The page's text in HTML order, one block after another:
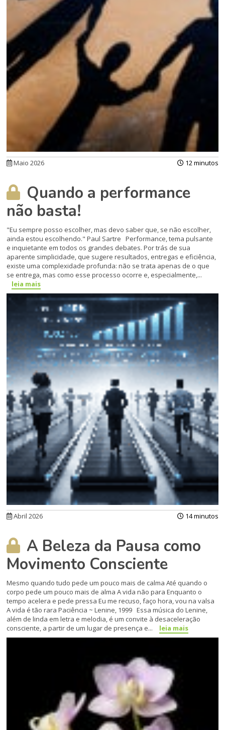
Maio 2026 12 minutos
Quando a performance
não basta!
"Eu sempre posso escolher, mas devo saber que, se não escolher,
ainda estou escolhendo." Paul Sartre Performance, tema pulsante
e inquietante em todos os grandes debates. Por trás de sua
aparente simplicidade, que sugere resultados, entregas e eficiência,
existe uma complexidade profunda: não se trata apenas de o que
se entrega, mas como esse processo ocorre e, especialmente,...
leia mais
Abril 2026 14 minutos
A Beleza da Pausa como
Movimento Consciente
Mesmo quando tudo pede um pouco mais de calma Até quando o
corpo pede um pouco mais de alma A vida não para Enquanto o
tempo acelera e pede pressa Eu me recuso, faço hora, vou na valsa
A vida é tão rara Paciência ~ Lenine, 1999 Essa música do Lenine,
além de linda em letra e melodia, é um convite à desaceleração
consciente, a partir de um lugar de presença e...
leia mais